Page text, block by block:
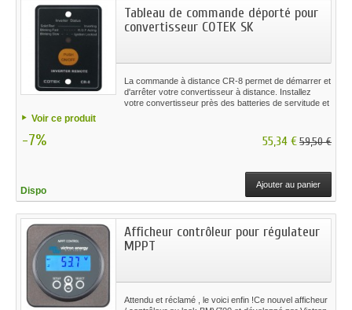
Tableau de commande déporté pour
convertisseur COTEK SK
La commande à distance CR-8 permet de démarrer et
d'arrêter votre convertisseur à distance. Installez
votre convertisseur près des batteries de servitude et
Voir ce produit
-7% 55,34 €59,50 €
Dispo
Ajouter au panier
Afficheur contrôleur pour régulateur
MPPT
Attendu et réclamé , le voici enfin !Ce nouvel afficheur